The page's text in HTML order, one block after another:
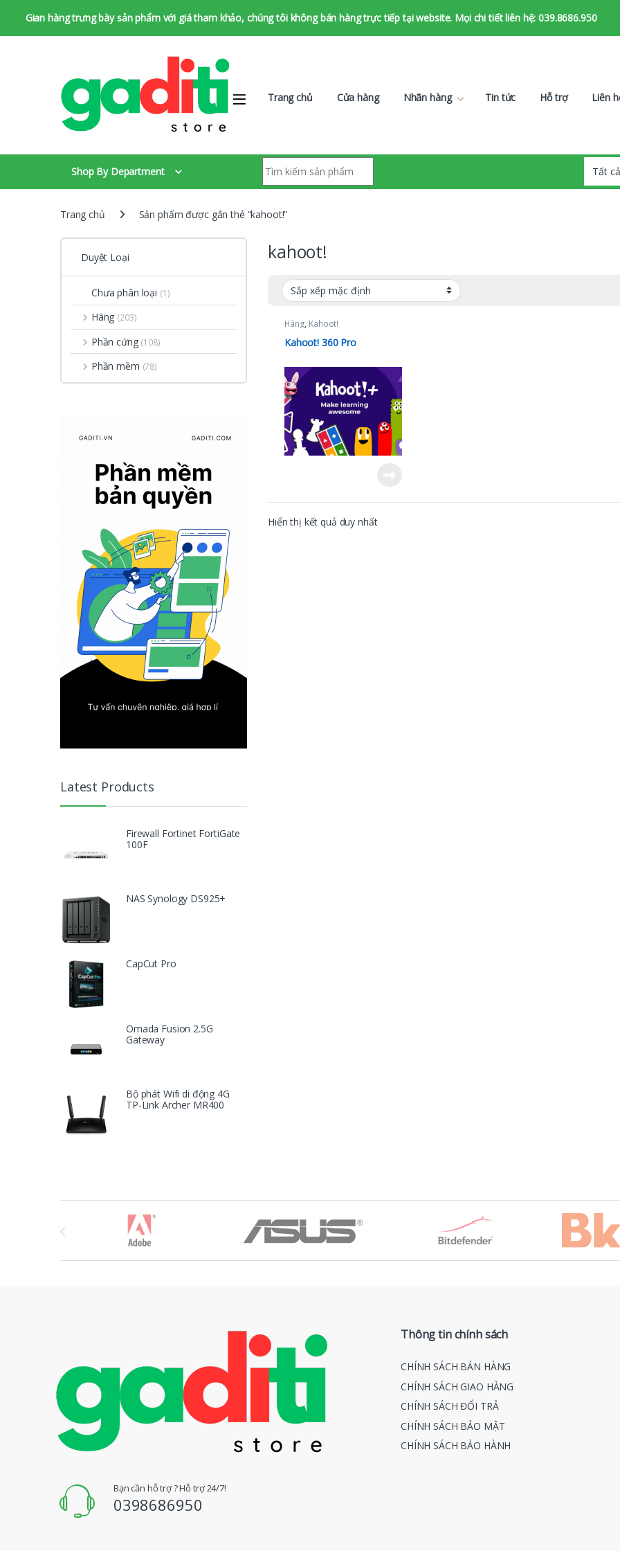
Gian hàng trưng bày sản phẩm với giá tham khảo, chúng tôi không bán hàng trực tiếp tại website. Mọi chi tiết liên hệ: 039.8686.950
Trang chủ Cửa hàng Nhãn hàng Tin tức Hỗ trợ Liên
Shop By Department
Tìm kiếm:
Trang chủ Sản phẩm được gắn thẻ “kahoot!”
kahoot!
Hãng, Kahoot!
Kahoot! 360 Pro
Hiển thị kết quả duy nhất
Duyệt Loại
Chưa phân loại (1)
Hãng (203)
Phần cứng (108)
Phần mềm (78)
Latest Products
Firewall Fortinet FortiGate
100F
NAS Synology DS925+
CapCut Pro
Omada Fusion 2.5G
Gateway
Bộ phát Wifi di động 4G
TP-Link Archer MR400
Bạn cần hỗ trợ ? Hỗ trợ 24/7!
0398686950
Thông tin chính sách
CHÍNH SÁCH BÁN HÀNG
CHÍNH SÁCH GIAO HÀNG
CHÍNH SÁCH ĐỔI TRẢ
CHÍNH SÁCH BẢO MẬT
CHÍNH SÁCH BẢO HÀNH